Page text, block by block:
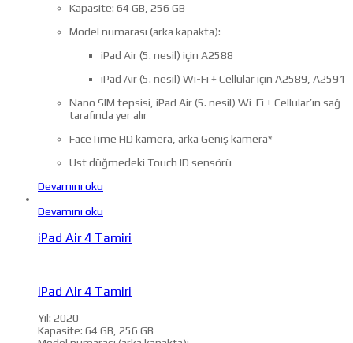
Kapasite: 64 GB, 256 GB
Model numarası (arka kapakta):
iPad Air (5. nesil) için A2588
iPad Air (5. nesil) Wi-Fi + Cellular için A2589, A2591
Nano SIM tepsisi, iPad Air (5. nesil) Wi-Fi + Cellular’ın sağ
tarafında yer alır
FaceTime HD kamera, arka Geniş kamera*
Üst düğmedeki Touch ID sensörü
Devamını oku
Devamını oku
iPad Air 4 Tamiri
iPad Air 4 Tamiri
Yıl: 2020
Kapasite: 64 GB, 256 GB